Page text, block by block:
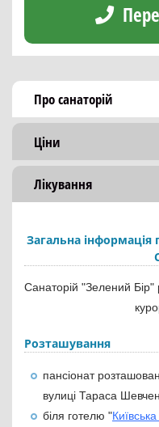
Про санаторій
Ціни
Лікування
Загальна інформація
Санаторій "Зелений Бір"
Розташування
пансіонат
вулиці Тараса
біля готелю "